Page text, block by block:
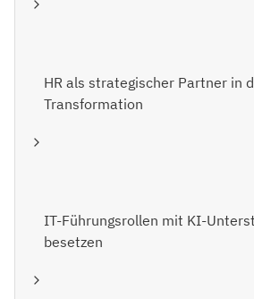
HR als strategischer Partner in
Transformation
IT-Führungsrollen mit KI-
besetzen